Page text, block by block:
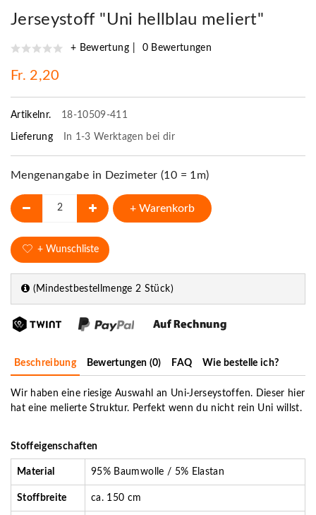
Jerseystoff "Uni hellblau meliert"
+ Bewertung 0 Bewertungen
Fr. 2,20
Artikelnr. 18-10509-411
Lieferung In 1-3 Werktagen bei dir
Mengenangabe in Dezimeter (10 = 1m)
+ Warenkorb
+ Wunschliste
(Mindestbestellmenge 2 Stück)
Beschreibung Bewertungen (0) FAQ Wie bestelle ich?
Wir haben eine riesige Auswahl an Uni-Jerseystoffen. Dieser hier
hat eine melierte Struktur. Perfekt wenn du nicht rein Uni willst.
Stoffeigenschaften
Material 95% Baumwolle / 5% Elastan
Stoffbreite ca. 150 cm